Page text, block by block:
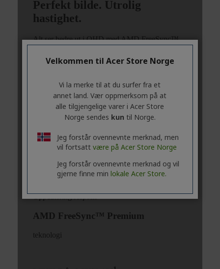
Velkommen til Acer Store Norge
Vi la merke til at du surfer fra et
annet land. Vær oppmerksom på at
alle tilgjengelige varer i Acer Store
Norge sendes kun til Norge.
Jeg forstår ovennevnte merknad, men
vil fortsatt være på Acer Store Norge
Jeg forstår ovennevnte merknad og vil
gjerne finne min lokale Acer Store.